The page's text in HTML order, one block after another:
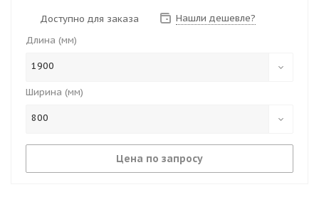
Доступно для заказа
Нашли дешевле?
Длина (мм)
1900
Ширина (мм)
800
Цена по запросу